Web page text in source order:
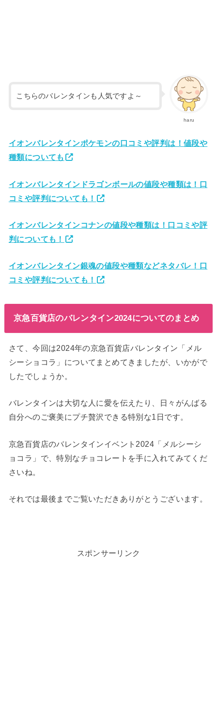
haru
こちらのバレンタインも人気ですよ～
イオンバレンタインポケモンの口コミや評判は！値段や
種類についても
イオンバレンタインドラゴンボールの値段や種類は！口
コミや評判についても！
イオンバレンタインコナンの値段や種類は！口コミや評
判についても！
イオンバレンタイン銀魂の値段や種類などネタバレ！口
コミや評判についても！
京急百貨店のバレンタイン2024についてのまとめ
さて、今回は2024年の京急百貨店バレンタイン「メル
シーショコラ」についてまとめてきましたが、いかがで
したでしょうか。
バレンタインは大切な人に愛を伝えたり、日々がんばる
自分へのご褒美にプチ贅沢できる特別な1日です。
京急百貨店のバレンタインイベント2024「メルシーシ
ョコラ」で、特別なチョコレートを手に入れてみてくだ
さいね。
それでは最後までご覧いただきありがとうございます。
スポンサーリンク